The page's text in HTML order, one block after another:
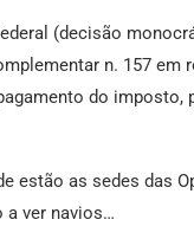
(decisão
n. 157
do
estão as sedes das
a ver navios…